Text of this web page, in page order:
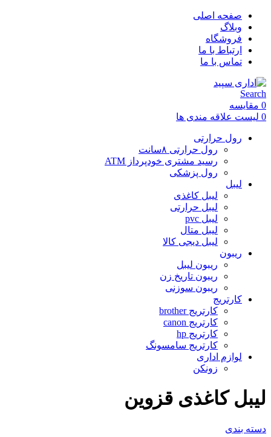
صفحه اصلی
وبلاگ
فروشگاه
ارتباط با ما
تماس با ما
Search
0 مقایسه
0 لیست علاقه مندی ها
رول حرارتی
رول حرارتی ۸سانت
رسید مشتری خودپرداز ATM
رول پزشکی
لیبل
لیبل کاغذی
لیبل حرارتی
لیبل pvc
لیبل متال
لیبل دیجی کالا
ریبون
ریبون لیبل
ریبون تاریخ زن
ریبون سوزنی
کارتریج
کارتریج brother
کارتریج canon
کارتریج hp
کارتریج سامسونگ
لوازم اداری
زونکن
لیبل کاغذی قزوین
دسته بندی